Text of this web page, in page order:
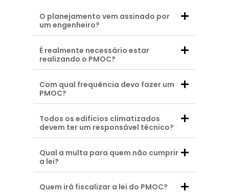
O planejamento vem assinado por
um engenheiro?
É realmente necessário estar
realizando o PMOC?
Com qual frequência devo fazer um
PMOC?
Todos os edificios climatizados
devem ter um responsável técnico?
Qual a multa para quem não cumprir
a lei?
Quem irá fiscalizar a lei do PMOC?